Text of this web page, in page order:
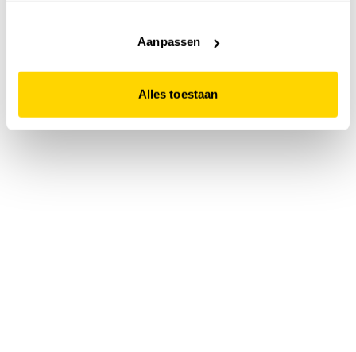
website niet optimaal functioneert.
Aanpassen
Alles toestaan